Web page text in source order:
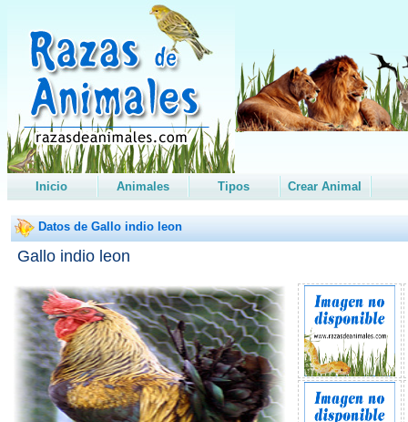
Inicio Animales Tipos Crear Animal
Datos de Gallo indio leon
Gallo indio leon